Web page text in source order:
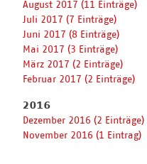
August 2017 (11 Einträge)
Juli 2017 (7 Einträge)
Juni 2017 (8 Einträge)
Mai 2017 (3 Einträge)
März 2017 (2 Einträge)
Februar 2017 (2 Einträge)
2016
Dezember 2016 (2 Einträge)
November 2016 (1 Eintrag)